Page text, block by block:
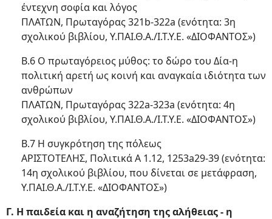
έντεχνη σοφία και λόγος
ΠΛΑΤΩΝ, Πρωταγόρας 321b-322a (ενότητα: 3η
σχολικού βιβλίου, Υ.ΠΑΙ.Θ.Α./Ι.Τ.Υ.Ε. «ΔΙΟΦΑΝΤΟΣ»)
Β.6 Ο πρωταγόρειος μύθος: το δώρο του Δία-η
πολιτική αρετή ως κοινή και αναγκαία ιδιότητα των
ανθρώπων
ΠΛΑΤΩΝ, Πρωταγόρας 322a-323a (ενότητα: 4η
σχολικού βιβλίου, Υ.ΠΑΙ.Θ.Α./Ι.Τ.Υ.Ε. «ΔΙΟΦΑΝΤΟΣ»)
Β.7 Η συγκρότηση της πόλεως
ΑΡΙΣΤΟΤΕΛΗΣ, Πολιτικά Α 1.12, 1253a29-39 (ενότητα:
14η σχολικού βιβλίου, που δίνεται σε μετάφραση,
Υ.ΠΑΙ.Θ.Α./Ι.Τ.Υ.Ε. «ΔΙΟΦΑΝΤΟΣ»)
Γ. Η παιδεία και η αναζήτηση της αλήθειας - η